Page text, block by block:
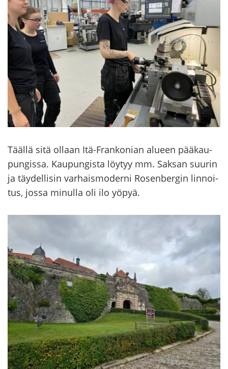
Tääl­lä sitä ol­laan Itä-​Frankonian alu­een pää­kau­
pun­gis­sa. Kau­pun­gis­ta löy­tyy mm. Sak­san suu­rin
ja täy­del­li­sin var­hais­mo­der­ni Ro­sen­ber­gin lin­noi­
tus, jossa mi­nul­la oli ilo yöpyä.